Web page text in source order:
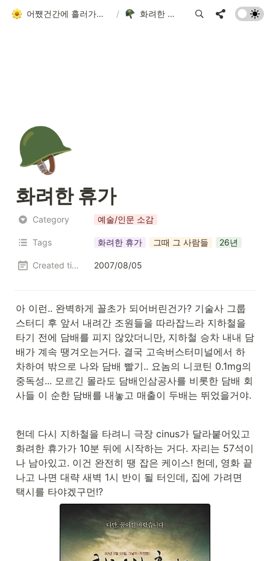
어쨌건간에 흘러가는 者 / 화려한 휴가
🪖
화려한 휴가
Category 예술/인문 소감
Tags 화려한 휴가 그때 그 사람들 26년
Created time 2007/08/05
아 이런.. 완벽하게 꼴초가 되어버린건가? 기술사 그룹
스터디 후 앞서 내려간 조원들을 따라잡느라 지하철을
타기 전에 담배를 피지 않았더니만, 지하철 승차 내내 담
배가 계속 땡겨오는거다. 결국 고속버스터미널에서 하
차하여 밖으로 나와 담배 빨기.. 요놈의 니코틴 0.1mg의
중독성... 모르긴 몰라도 담배인삼공사를 비롯한 담배 회
사들 이 순한 담배를 내놓고 매출이 두배는 뛰었을거야.
헌데 다시 지하철을 타려니 극장 cinus가 달라붙어있고
화려한 휴가가 10분 뒤에 시작하는 거다. 자리는 57석이
나 남아있고. 이건 완전히 땡 잡은 케이스! 헌데, 영화 끝
나고 나면 대략 새벽 1시 반이 될 터인데, 집에 가려면
택시를 타야겠구먼!?